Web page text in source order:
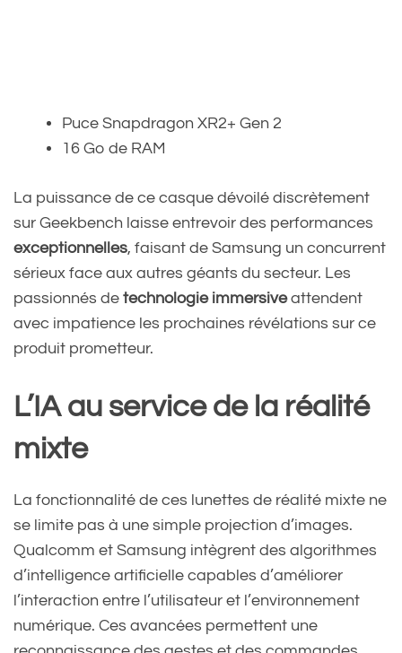
Puce Snapdragon XR2+ Gen 2
16 Go de RAM
La puissance de ce casque dévoilé discrètement
sur Geekbench laisse entrevoir des performances
exceptionnelles, faisant de Samsung un concurrent
sérieux face aux autres géants du secteur. Les
passionnés de technologie immersiveattendent
avec impatience les prochaines révélations sur ce
produit prometteur.
L’IA au service de la réalité
mixte
La fonctionnalité de ces lunettes de réalité mixte ne
se limite pas à une simple projection d’images.
Qualcomm et Samsung intègrent des algorithmes
d’intelligence artificielle capables d’améliorer
l’interaction entre l’utilisateur et l’environnement
numérique. Ces avancées permettent une